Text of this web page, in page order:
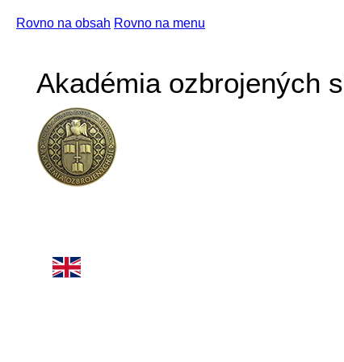
Rovno na obsah Rovno na menu
Akadémia ozbrojených